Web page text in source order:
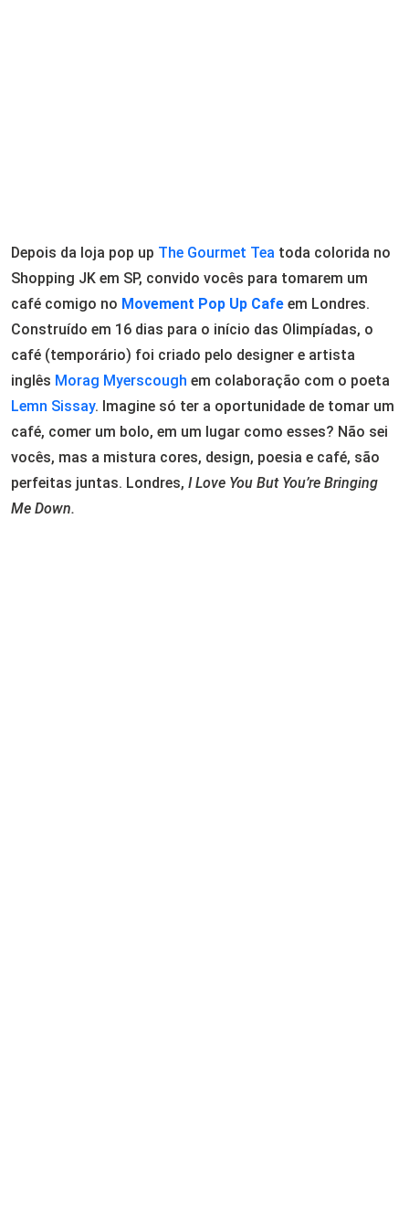
Depois da loja pop up The Gourmet Tea toda colorida no
Shopping JK em SP, convido vocês para tomarem um
café comigo no Movement Pop Up Cafe em Londres.
Construído em 16 dias para o início das Olimpíadas, o
café (temporário) foi criado pelo designer e artista
inglês Morag Myerscough em colaboração com o poeta
Lemn Sissay. Imagine só ter a oportunidade de tomar um
café, comer um bolo, em um lugar como esses? Não sei
vocês, mas a mistura cores, design, poesia e café, são
perfeitas juntas. Londres, I Love You But You’re Bringing
Me Down.